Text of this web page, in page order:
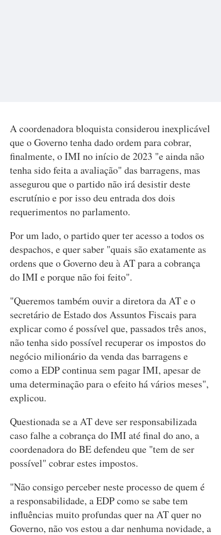
A coordenadora bloquista considerou inexplicável
que o Governo tenha dado ordem para cobrar,
finalmente, o IMI no início de 2023 "e ainda não
tenha sido feita a avaliação" das barragens, mas
assegurou que o partido não irá desistir deste
escrutínio e por isso deu entrada dos dois
requerimentos no parlamento.
Por um lado, o partido quer ter acesso a todos os
despachos, e quer saber "quais são exatamente as
ordens que o Governo deu à AT para a cobrança
do IMI e porque não foi feito".
"Queremos também ouvir a diretora da AT e o
secretário de Estado dos Assuntos Fiscais para
explicar como é possível que, passados três anos,
não tenha sido possível recuperar os impostos do
negócio milionário da venda das barragens e
como a EDP continua sem pagar IMI, apesar de
uma determinação para o efeito há vários meses",
explicou.
Questionada se a AT deve ser responsabilizada
caso falhe a cobrança do IMI até final do ano, a
coordenadora do BE defendeu que "tem de ser
possível" cobrar estes impostos.
"Não consigo perceber neste processo de quem é
a responsabilidade, a EDP como se sabe tem
influências muito profundas quer na AT quer no
Governo, não vos estou a dar nenhuma novidade, a